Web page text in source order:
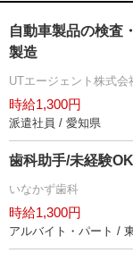
自動車製品の検査
製造
UTエージェント株式
時給1,300円
派遣社員 / 愛知県
歯科助手/未経験
いなかず歯科
時給1,300円
アルバイト・パート /